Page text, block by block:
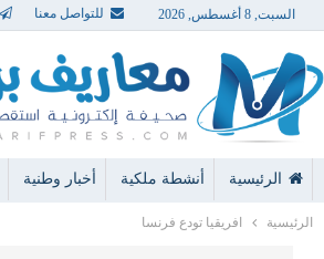
السبت, 8 أغسطس, 2026 للتواصل معنا
الرئيسية أنشطة ملكية أخبار وطنية
الرئيسية افريقيا تودع فرنسا